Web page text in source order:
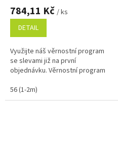
784,11 Kč / ks
DETAIL
Využijte náš věrnostní program
se slevami již na první
objednávku. Věrnostní program
56 (1-2m)